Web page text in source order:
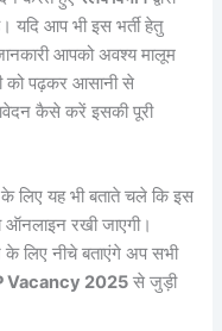
यदि आप भी इस भर्ती हेतु
आपको अवश्य मालूम
को पढ़कर आसानी से
कैसे करें इसकी पूरी
लिए यह भी बताते चले कि इस
ऑनलाइन रखी जाएगी।
लिए नीचे बताएंगे अप सभी
Vacancy 2025 से जुड़ी